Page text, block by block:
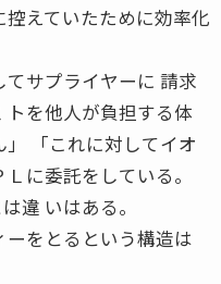
えていたために効率化
サプライヤーに 請求
を他人が負担する体
「これに対してイオ
に委託をしている。
違 いはある。
をとるという構造は